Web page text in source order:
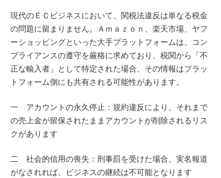
現代のＥＣビジネスにおいて、関税法違反は単なる税金
の問題に留まりません。Ａｍａｚｏｎ、楽天市場、ヤフ
ーショッピングといった大手プラットフォームは、コン
プライアンスの遵守を厳格に求めており、税関から「不
正な輸入者」として特定された場合、その情報はプラッ
トフォーム側にも共有される可能性があります。
一 アカウントの永久停止：規約違反により、それまで
の売上金が留保されたままアカウントが削除されるリス
クがあります
二 社会的信用の喪失：刑事罰を受けた場合、実名報道
がなされれば、ビジネスの継続は不可能となります